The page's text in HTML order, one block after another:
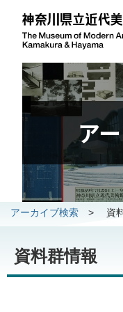
ア
アーカイブ検索 > 資
資料群情報